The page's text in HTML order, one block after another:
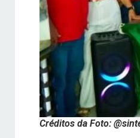
Créditos da Foto: